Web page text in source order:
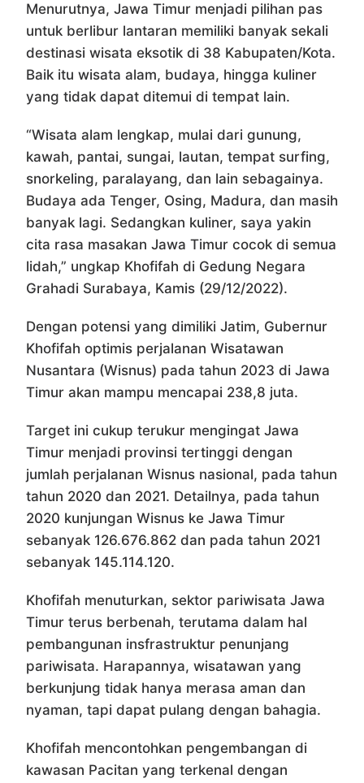
Menurutnya, Jawa Timur menjadi pilihan pas
untuk berlibur lantaran memiliki banyak sekali
destinasi wisata eksotik di 38 Kabupaten/Kota.
Baik itu wisata alam, budaya, hingga kuliner
yang tidak dapat ditemui di tempat lain.
“Wisata alam lengkap, mulai dari gunung,
kawah, pantai, sungai, lautan, tempat surfing,
snorkeling, paralayang, dan lain sebagainya.
Budaya ada Tenger, Osing, Madura, dan masih
banyak lagi. Sedangkan kuliner, saya yakin
cita rasa masakan Jawa Timur cocok di semua
lidah,” ungkap Khofifah di Gedung Negara
Grahadi Surabaya, Kamis (29/12/2022).
Dengan potensi yang dimiliki Jatim, Gubernur
Khofifah optimis perjalanan Wisatawan
Nusantara (Wisnus) pada tahun 2023 di Jawa
Timur akan mampu mencapai 238,8 juta.
Target ini cukup terukur mengingat Jawa
Timur menjadi provinsi tertinggi dengan
jumlah perjalanan Wisnus nasional, pada tahun
tahun 2020 dan 2021. Detailnya, pada tahun
2020 kunjungan Wisnus ke Jawa Timur
sebanyak 126.676.862 dan pada tahun 2021
sebanyak 145.114.120.
Khofifah menuturkan, sektor pariwisata Jawa
Timur terus berbenah, terutama dalam hal
pembangunan insfrastruktur penunjang
pariwisata. Harapannya, wisatawan yang
berkunjung tidak hanya merasa aman dan
nyaman, tapi dapat pulang dengan bahagia.
Khofifah mencontohkan pengembangan di
kawasan Pacitan yang terkenal dengan